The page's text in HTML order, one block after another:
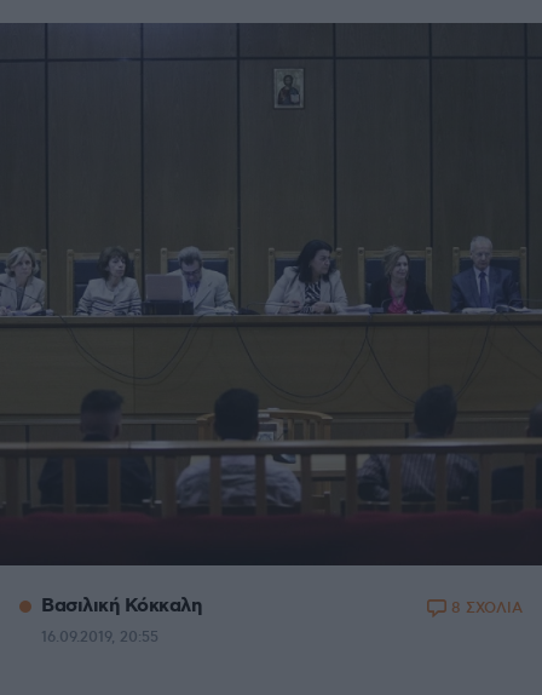
Βασιλική Κόκκαλη
16.09.2019, 20:55
8 ΣΧΟΛΙΑ